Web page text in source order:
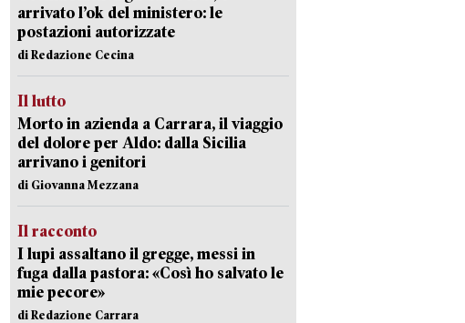
arrivato l’ok del ministero: le
postazioni autorizzate
di Redazione Cecina
Il lutto
Morto in azienda a Carrara, il viaggio
del dolore per Aldo: dalla Sicilia
arrivano i genitori
di Giovanna Mezzana
Il racconto
I lupi assaltano il gregge, messi in
fuga dalla pastora: «Così ho salvato le
mie pecore»
di Redazione Carrara